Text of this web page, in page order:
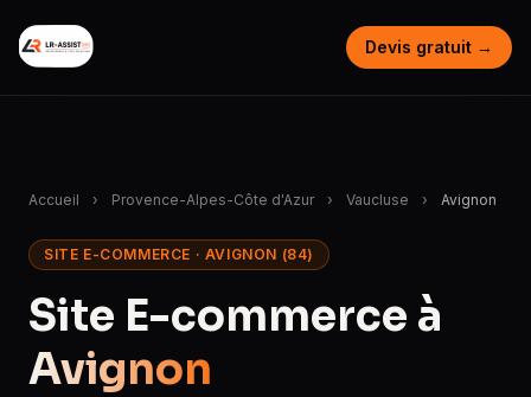
Devis gratuit →
Accueil › Provence-Alpes-Côte d'Azur › Vaucluse › Avignon
SITE E-COMMERCE · AVIGNON (84)
Site E-commerce à
Avignon